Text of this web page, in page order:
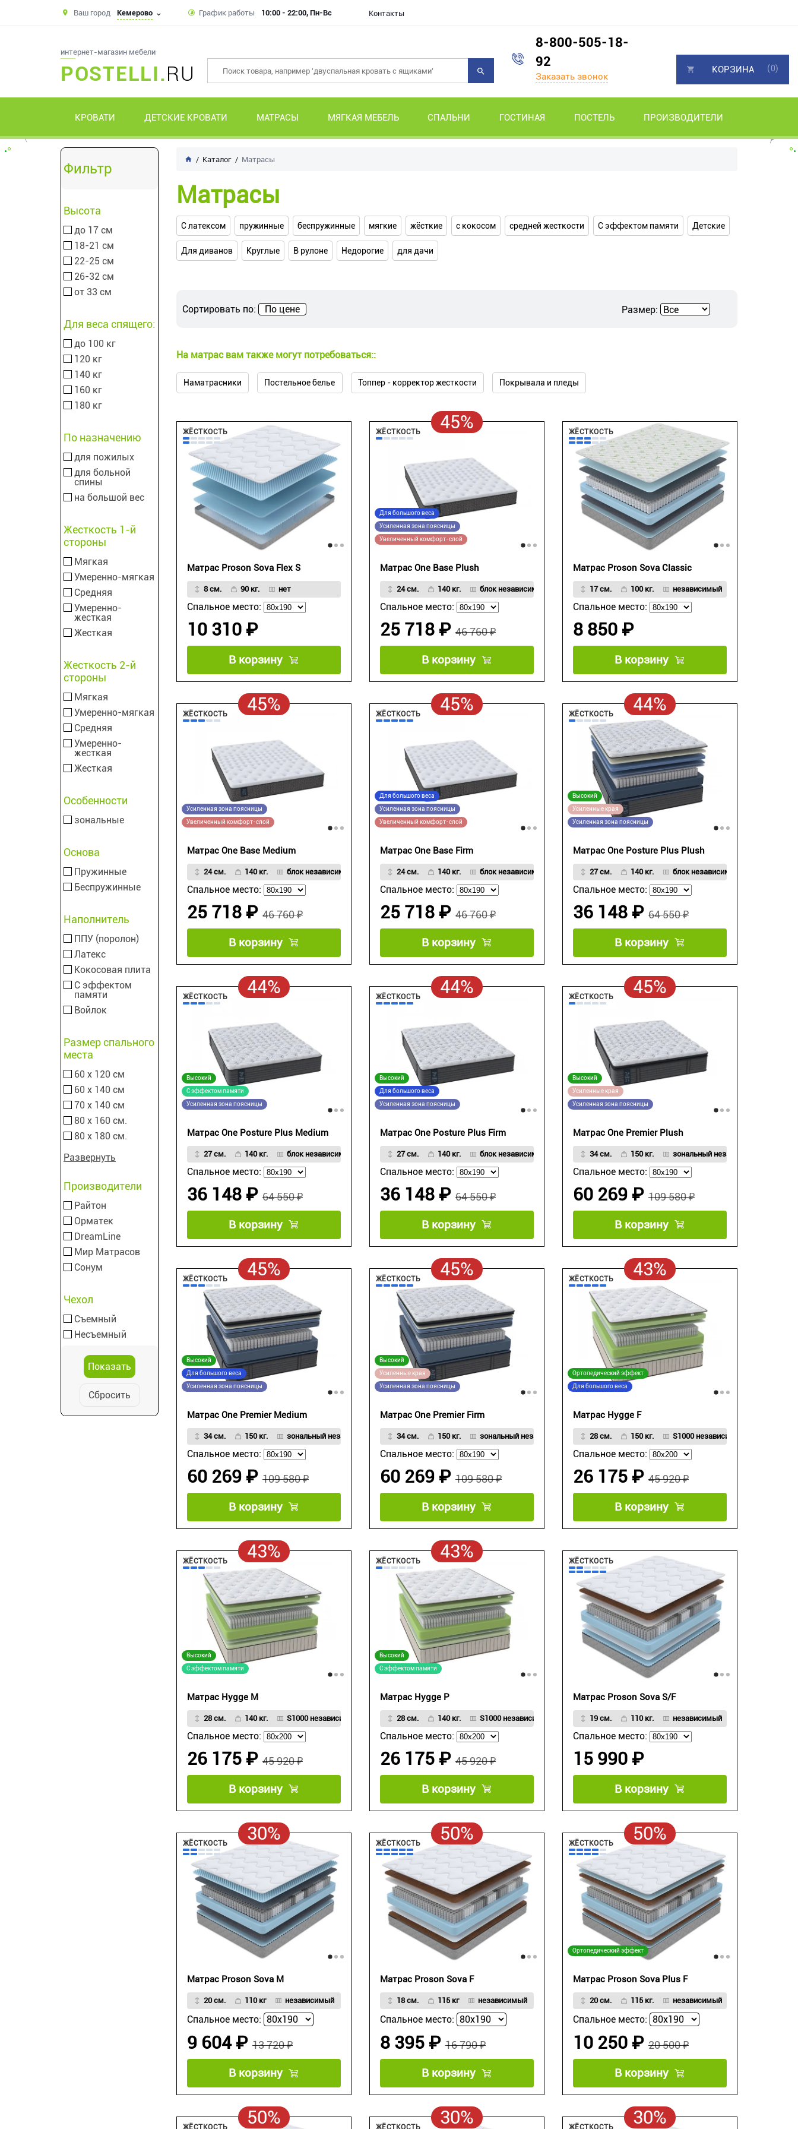
Ваш город Кемерово График работы 10:00 - 22:00, Пн-Вс Контакты
интернет-магазин мебели
POSTELLI.RU
8-800-505-18-
92
Заказать звонок
КРОВАТИ ДЕТСКИЕ КРОВАТИ МАТРАСЫ МЯГКАЯ МЕБЕЛЬ СПАЛЬНИ ГОСТИНАЯ ПОСТЕЛЬ ПРОИЗВОДИТЕЛИ
КОРЗИНА (0)
Фильтр
Высота
до 17 см
18-21 см
22-25 см
26-32 см
от 33 см
Для веса спящего:
до 100 кг
120 кг
140 кг
160 кг
180 кг
По назначению
для пожилых
для больной
спины
на большой вес
Жесткость 1-й
стороны
Мягкая
Умеренно-мягкая
Средняя
Умеренно-
жесткая
Жесткая
Жесткость 2-й
стороны
Мягкая
Умеренно-мягкая
Средняя
Умеренно-
жесткая
Жесткая
Особенности
зональные
Основа
Пружинные
Беспружинные
Наполнитель
ППУ (поролон)
Латекс
Кокосовая плита
С эффектом
памяти
Войлок
Размер спального
места
60 х 120 см
60 х 140 см
70 х 140 см
80 х 160 см.
80 х 180 см.
Развернуть
Производители
Райтон
Орматек
DreamLine
Мир Матрасов
Сонум
Чехол
Съемный
Несъемный
Сбросить
Каталог Матрасы
Матрасы
С латексом пружинные беспружинные мягкие жёсткие с кокосом средней жесткости С эффектом памяти Детские
Для диванов Круглые В рулоне Недорогие для дачи
Сортировать по: По цене Размер:
На матрас вам также могут потребоваться::
Наматрасники Постельное белье Топпер - корректор жесткости Покрывала и пледы
ЖЁСТКОСТЬ
Матрас Proson Sova Flex S
8 см. 90 кг. нет
Спальное место:
10 310 ₽
В корзину
45%
ЖЁСТКОСТЬ
Для большого веса
Усиленная зона поясницы
Увеличенный комфорт-слой
Матрас One Base Plush
24 см. 140 кг. блок независимых пружин Strong Spring
Спальное место:
46 760 ₽
25 718 ₽
В корзину
ЖЁСТКОСТЬ
Матрас Proson Sova Classic
17 см. 100 кг. независимый
Спальное место:
8 850 ₽
В корзину
45%
ЖЁСТКОСТЬ
Усиленная зона поясницы
Увеличенный комфорт-слой
Матрас One Base Medium
24 см. 140 кг. блок независимых пружин Strong Spring
Спальное место:
46 760 ₽
25 718 ₽
В корзину
45%
ЖЁСТКОСТЬ
Для большого веса
Усиленная зона поясницы
Увеличенный комфорт-слой
Матрас One Base Firm
24 см. 140 кг. блок независимых пружин Strong Spring
Спальное место:
46 760 ₽
25 718 ₽
В корзину
44%
ЖЁСТКОСТЬ
Высокий
Усиленные края
Усиленная зона поясницы
Матрас One Posture Plus Plush
27 см. 140 кг. блок независимых пружин Strong
Спальное место:
64 550 ₽
36 148 ₽
В корзину
44%
ЖЁСТКОСТЬ
Высокий
С эффектом памяти
Усиленная зона поясницы
Матрас One Posture Plus Medium
27 см. 140 кг. блок независимых пружин Strong Spring
Спальное место:
64 550 ₽
36 148 ₽
В корзину
44%
ЖЁСТКОСТЬ
Высокий
Для большого веса
Усиленная зона поясницы
Матрас One Posture Plus Firm
27 см. 140 кг. блок независимых пружин Strong Spring
Спальное место:
64 550 ₽
36 148 ₽
В корзину
45%
ЖЁСТКОСТЬ
Высокий
Усиленные края
Усиленная зона поясницы
Матрас One Premier Plush
34 см. 150 кг. зональный независимый
Спальное место:
109 580 ₽
60 269 ₽
В корзину
45%
ЖЁСТКОСТЬ
Высокий
Для большого веса
Усиленная зона поясницы
Матрас One Premier Medium
34 см. 150 кг. зональный независимый пружинный блок
Спальное место:
109 580 ₽
60 269 ₽
В корзину
45%
ЖЁСТКОСТЬ
Высокий
Усиленные края
Усиленная зона поясницы
Матрас One Premier Firm
34 см. 150 кг. зональный независимый пружинный блок
Спальное место:
109 580 ₽
60 269 ₽
В корзину
43%
ЖЁСТКОСТЬ
Ортопедический эффект
Для большого веса
Матрас Hygge F
28 см. 150 кг. S1000 независимый пружинный
Спальное место:
45 920 ₽
26 175 ₽
В корзину
43%
ЖЁСТКОСТЬ
Высокий
С эффектом памяти
Матрас Hygge M
28 см. 140 кг. S1000 независимый пружинный блок
Спальное место:
45 920 ₽
26 175 ₽
В корзину
43%
ЖЁСТКОСТЬ
Высокий
С эффектом памяти
Матрас Hygge P
28 см. 140 кг. S1000 независимый пружинный блок
Спальное место:
45 920 ₽
26 175 ₽
В корзину
ЖЁСТКОСТЬ
Матрас Proson Sova S/F
19 см. 110 кг. независимый
Спальное место:
15 990 ₽
В корзину
30%
ЖЁСТКОСТЬ
Матрас Proson Sova M
20 см. 110 кг независимый
Спальное место:
13 720 ₽
9 604 ₽
В корзину
50%
ЖЁСТКОСТЬ
Матрас Proson Sova F
18 см. 115 кг независимый
Спальное место:
16 790 ₽
8 395 ₽
В корзину
50%
ЖЁСТКОСТЬ
Ортопедический эффект
Матрас Proson Sova Plus F
20 см. 115 кг. независимый
Спальное место:
20 500 ₽
10 250 ₽
В корзину
50%
ЖЁСТКОСТЬ 30%
ЖЁСТКОСТЬ 30%
ЖЁСТКОСТЬ